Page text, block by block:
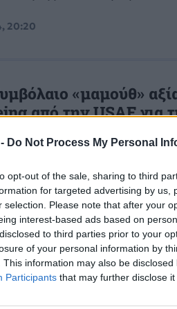
Do Not Process My Personal
opt-out of the sale, sharing to third
for targeted advertising by us,
selection. Please note that after your
interest-based ads based on
to third parties prior to your
of your personal information by
This information may also be
Participants that may further disclose
20:20
«μαμούθ»
από την USAF για
Αεροπορία των ΗΠΑ ανέθεσε
11:21
ουκρανική ΠΑ